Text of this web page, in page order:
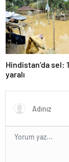
Hindistan’da sel:
yaralı